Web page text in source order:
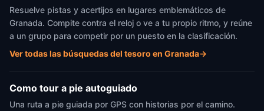
Resuelve pistas y acertijos en lugares emblemáticos de
Granada. Compite contra el reloj o ve a tu propio ritmo, y reúne
a un grupo para competir por un puesto en la clasificación.
Ver todas las búsquedas del tesoro en Granada→
Como tour a pie autoguiado
Una ruta a pie guiada por GPS con historias por el camino.